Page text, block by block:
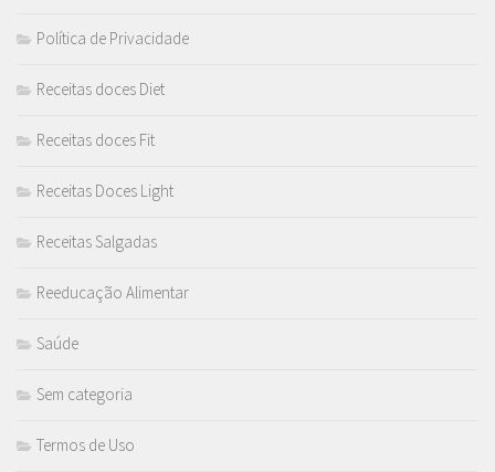
Política de Privacidade
Receitas doces Diet
Receitas doces Fit
Receitas Doces Light
Receitas Salgadas
Reeducação Alimentar
Saúde
Sem categoria
Termos de Uso